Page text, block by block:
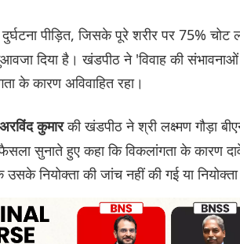
पीड़ित, जिसके पूरे शरीर पर 75%
दिया है। खंडपीठ ने 'विवाह की
के कारण अविवाहित रहा।
कुमारकी खंडपीठ ने श्री लक्ष्मण गौड़ा
सुनाते हुए कहा कि विकलांगता के कारण
उसके नियोक्ता की जांच नहीं की गई या